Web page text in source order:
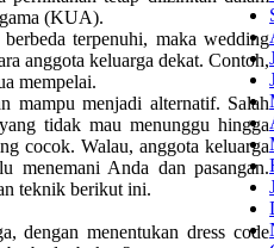
(KUA).
terpenuhi, maka wedding
anggota keluarga dekat. Contoh,
mempelai.
menjadi alternatif. Salah
tidak mau menunggu hingga
cocok. Walau, anggota keluarga
menemani Anda dan pasangan.
teknik berikut ini.
dengan menentukan dress code